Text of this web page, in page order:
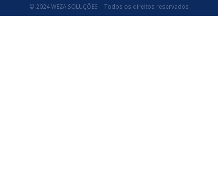
© 2024 WEZA SOLUÇÕES | Todos os direitos reservados